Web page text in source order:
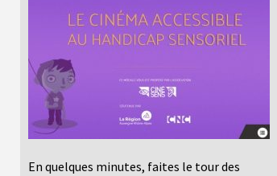
En quelques minutes, faites le tour des